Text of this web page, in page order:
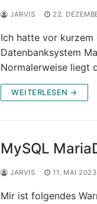
JARVIS 22.
Ich hatte vor kurzem
Datenbanksystem
Normalerweise liegt
WEITERLESEN →
MySQL
JARVIS 11. MAI 2023
Mir ist folgendes